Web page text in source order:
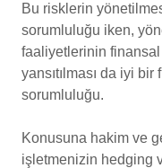
Bu risklerin
sorumluluğu iken,
faaliyetlerinin
yansıtılması da iyi
sorumluluğu.
Konusuna hakim ve
işletmenizin hedging